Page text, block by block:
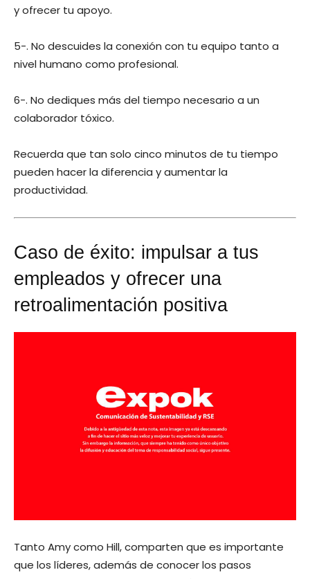
y ofrecer tu apoyo.
5-. No descuides la conexión con tu equipo tanto a
nivel humano como profesional.
6-. No dediques más del tiempo necesario a un
colaborador tóxico.
Recuerda que tan solo cinco minutos de tu tiempo
pueden hacer la diferencia y aumentar la
productividad.
Caso de éxito: impulsar a tus
empleados y ofrecer una
retroalimentación positiva
Tanto Amy como Hill, comparten que es importante
que los líderes, además de conocer los pasos